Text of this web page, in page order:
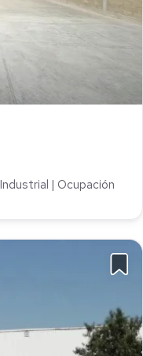
| Ocupación